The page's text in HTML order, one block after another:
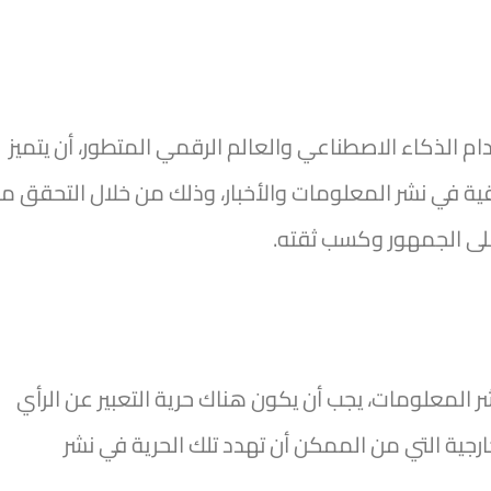
الاصطناعي والعالم الرقمي المتطور، أن يتميز
في نشر المعلومات والأخبار، وذلك من خلال التحقق
الجمهور وكسب ثقته.
يجب أن يكون هناك حرية التعبير عن الرأي
التي من الممكن أن تهدد تلك الحرية في نشر